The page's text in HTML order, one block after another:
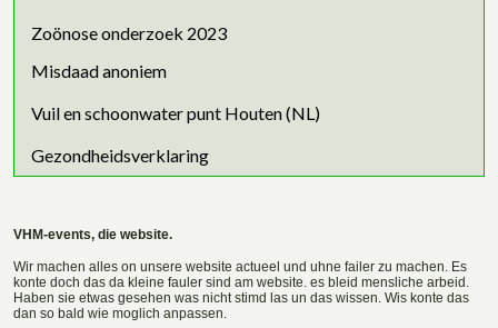
Zoönose onderzoek 2023
Misdaad anoniem
Vuil en schoonwater punt Houten (NL)
Gezondheidsverklaring
VHM-events, die website.
Wir machen alles on unsere website actueel und uhne failer zu machen. Es
konte doch das da kleine fauler sind am website. es bleid mensliche arbeid.
Haben sie etwas gesehen was nicht stimd las un das wissen. Wis konte das
dan so bald wie moglich anpassen.